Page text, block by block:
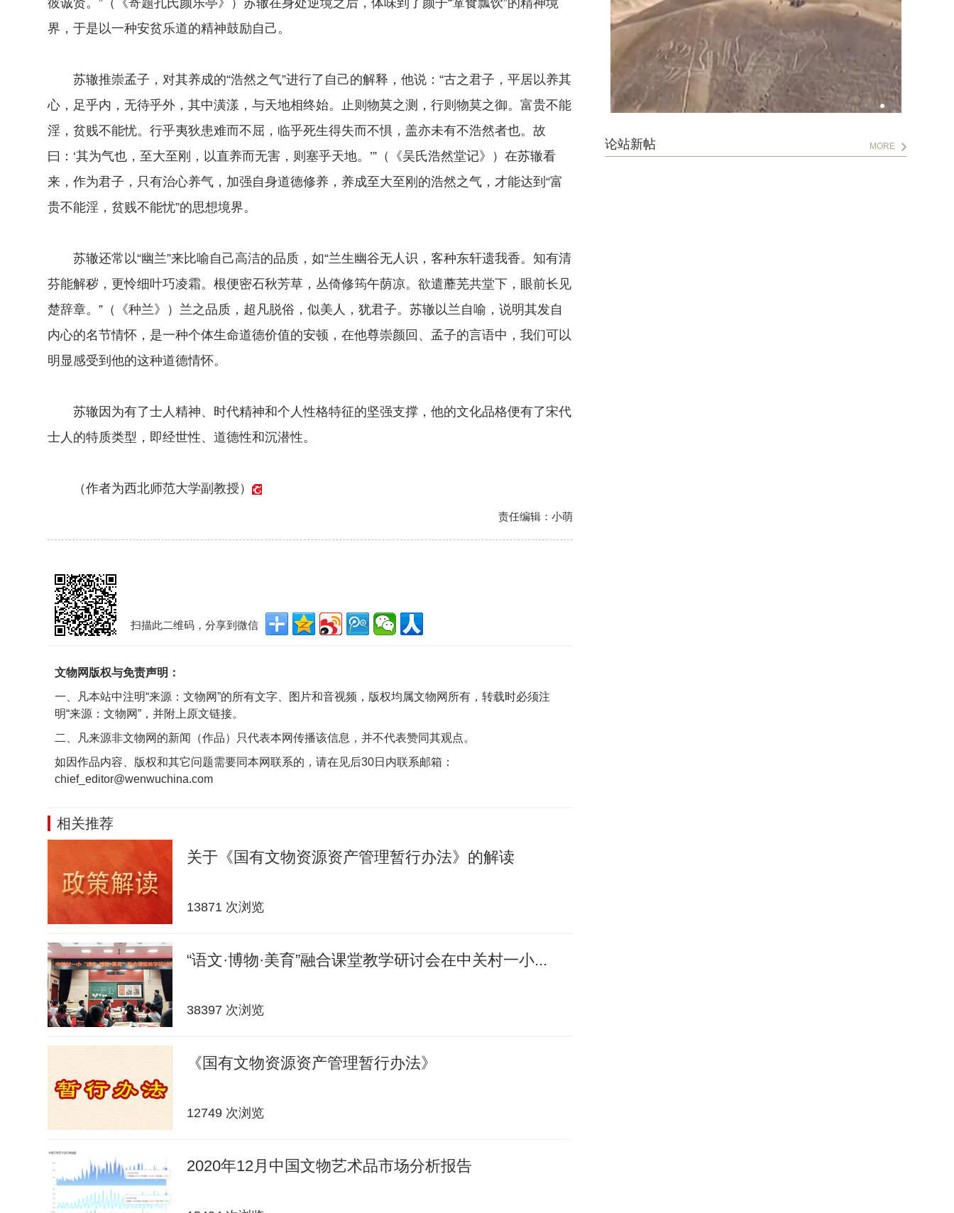
彼诚贤。”（《寄题孔氏颜乐亭》）苏辙在身处逆境之后，体味到了颜子“箪食瓢饮”的精神境
界，于是以一种安贫乐道的精神鼓励自己。
苏辙推崇孟子，对其养成的“浩然之气”进行了自己的解释，他说：“古之君子，平居以养其
心，足乎内，无待乎外，其中潢漾，与天地相终始。止则物莫之测，行则物莫之御。富贵不能
淫，贫贱不能忧。行乎夷狄患难而不屈，临乎死生得失而不惧，盖亦未有不浩然者也。故
曰：‘其为气也，至大至刚，以直养而无害，则塞乎天地。’”（《吴氏浩然堂记》）在苏辙看
来，作为君子，只有治心养气，加强自身道德修养，养成至大至刚的浩然之气，才能达到“富
贵不能淫，贫贱不能忧”的思想境界。
苏辙还常以“幽兰”来比喻自己高洁的品质，如“兰生幽谷无人识，客种东轩遗我香。知有清
芬能解秽，更怜细叶巧凌霜。根便密石秋芳草，丛倚修筠午荫凉。欲遣蘼芜共堂下，眼前长见
楚辞章。”（《种兰》）兰之品质，超凡脱俗，似美人，犹君子。苏辙以兰自喻，说明其发自
内心的名节情怀，是一种个体生命道德价值的安顿，在他尊崇颜回、孟子的言语中，我们可以
明显感受到他的这种道德情怀。
苏辙因为有了士人精神、时代精神和个人性格特征的坚强支撑，他的文化品格便有了宋代
士人的特质类型，即经世性、道德性和沉潜性。
（作者为西北师范大学副教授）
责任编辑：小萌
扫描此二维码，分享到微信
文物网版权与免责声明：
一、凡本站中注明“来源：文物网”的所有文字、图片和音视频，版权均属文物网所有，转载时必须注
明“来源：文物网”，并附上原文链接。
二、凡来源非文物网的新闻（作品）只代表本网传播该信息，并不代表赞同其观点。
如因作品内容、版权和其它问题需要同本网联系的，请在见后30日内联系邮箱：
chief_editor@wenwuchina.com
相关推荐
关于《国有文物资源资产管理暂行办法》的解读
13871 次浏览
“语文·博物·美育”融合课堂教学研讨会在中关村一小...
38397 次浏览
《国有文物资源资产管理暂行办法》
12749 次浏览
2020年12月中国文物艺术品市场分析报告
论站新帖 MORE